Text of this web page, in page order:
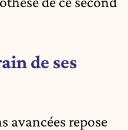
de ses
avancées repose